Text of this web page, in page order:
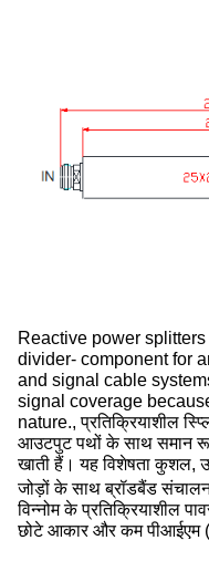
Reactive power
divider- component for
and signal cable
signal coverage
nature., प्रतिक्रियाशील
आउटपुट पथों के साथ समान
खाती हैं। यह विशेषता कुशल,
जोड़ों के साथ ब्रॉडबैंड
विन्नोम के प्रतिक्रियाशील
छोटे आकार और कम पीआईएम